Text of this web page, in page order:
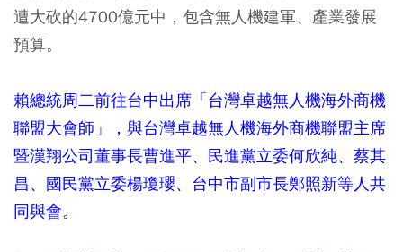
遭大砍的4700億元中，包含無人機建軍、產業發展
預算。
賴總統周二前往台中出席「台灣卓越無人機海外商機
聯盟大會師」，與台灣卓越無人機海外商機聯盟主席
暨漢翔公司董事長曹進平、民進黨立委何欣純、蔡其
昌、國民黨立委楊瓊瓔、台中市副市長鄭照新等人共
同與會。